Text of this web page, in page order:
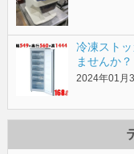
冷凍スト
ませんか？
2024年01